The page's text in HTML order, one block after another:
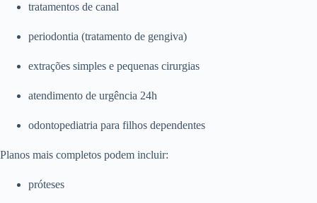
tratamentos de canal
periodontia (tratamento de gengiva)
extrações simples e pequenas cirurgias
atendimento de urgência 24h
odontopediatria para filhos dependentes
Planos mais completos podem incluir:
próteses